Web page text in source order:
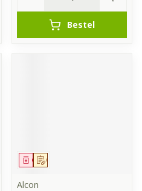
Bestel
Op voorschrift
Geneesmiddel
Alcon